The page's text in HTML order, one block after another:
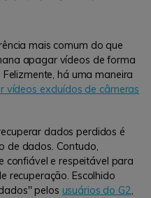
mais comum do que
apagar vídeos de forma
há uma maneira
vídeos excluídos de câmeras
dados perdidos é
de dados. Contudo,
confiável e respeitável para
recuperação. Escolhido
pelos usuários do G2,